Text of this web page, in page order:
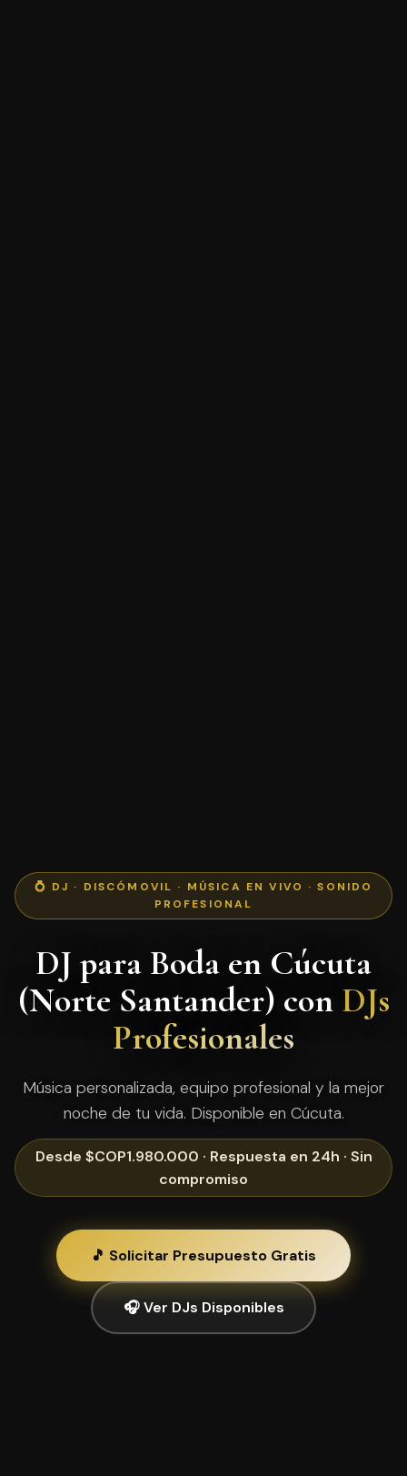
💍 DJ · DISCÓMOVIL · MÚSICA EN VIVO · SONIDO
PROFESIONAL
DJ para Boda en Cúcuta
(Norte Santander) con DJs
Profesionales
Música personalizada, equipo profesional y la mejor
noche de tu vida. Disponible en Cúcuta.
Desde $COP1.980.000 · Respuesta en 24h · Sin
compromiso
🎵 Solicitar Presupuesto Gratis
🎧 Ver DJs Disponibles